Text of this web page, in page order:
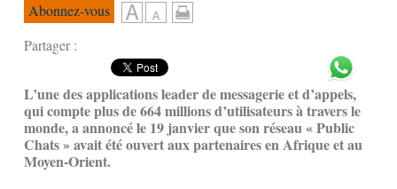
Abonnez-vous
Partager :
L’une des applications leader de messagerie et d’appels,
qui compte plus de 664 millions d’utilisateurs à travers le
monde, a annoncé le 19 janvier que son réseau « Public
Chats » avait été ouvert aux partenaires en Afrique et au
Moyen-Orient.